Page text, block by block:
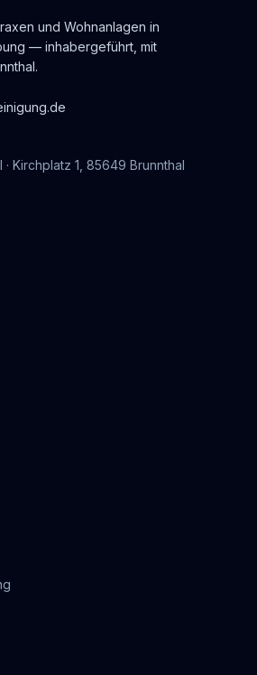
und Wohnanlagen in
— inhabergeführt, mit
Kirchplatz 1, 85649 Brunnthal